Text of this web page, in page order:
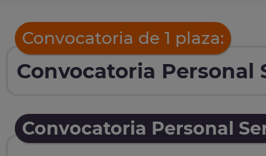
Convocatoria de 1 plaza:
Convocatoria Personal
Convocatoria Personal